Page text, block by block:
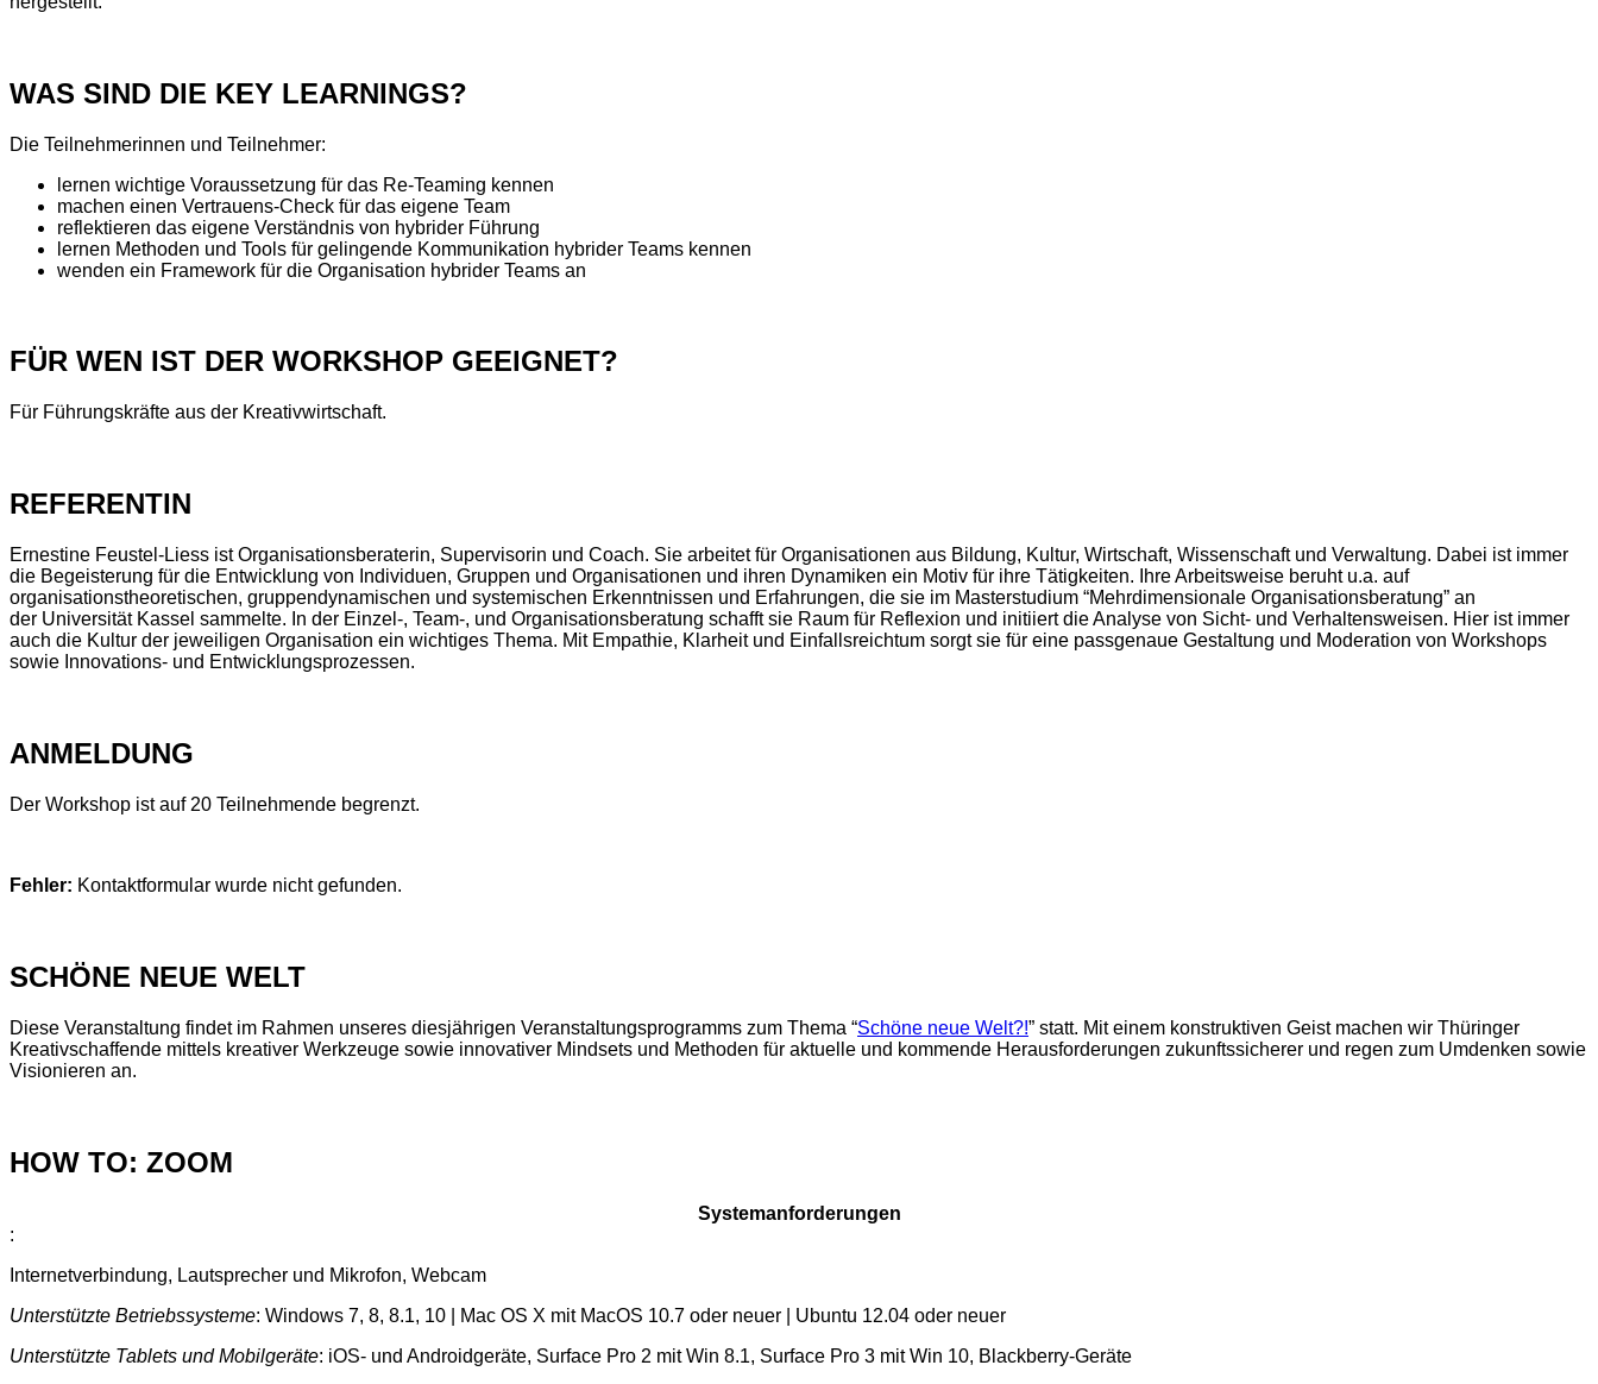
WAS SIND DIE KEY LEARNINGS?
Die Teilnehmerinnen und Teilnehmer:
lernen wichtige Voraussetzung für das Re-Teaming kennen
machen einen Vertrauens-Check für das eigene Team
reflektieren das eigene Verständnis von hybrider Führung
lernen Methoden und Tools für gelingende Kommunikation hybrider Teams kennen
wenden ein Framework für die Organisation hybrider Teams an
FÜR WEN IST DER WORKSHOP GEEIGNET?
Für Führungskräfte aus der Kreativwirtschaft.
REFERENTIN
Ernestine Feustel-Liess ist Organisationsberaterin, Supervisorin und Coach. Sie arbeitet für Organisationen aus Bildung, Kultur, Wirtschaft, Wissenschaft und Verwaltung. Dabei ist immer
die Begeisterung für die Entwicklung von Individuen, Gruppen und Organisationen und ihren Dynamiken ein Motiv für ihre Tätigkeiten. Ihre Arbeitsweise beruht u.a. auf
organisationstheoretischen, gruppendynamischen und systemischen Erkenntnissen und Erfahrungen, die sie im Masterstudium “Mehrdimensionale Organisationsberatung” an
der Universität Kassel sammelte. In der Einzel-, Team-, und Organisationsberatung schafft sie Raum für Reflexion und initiiert die Analyse von Sicht- und Verhaltensweisen. Hier ist immer
auch die Kultur der jeweiligen Organisation ein wichtiges Thema. Mit Empathie, Klarheit und Einfallsreichtum sorgt sie für eine passgenaue Gestaltung und Moderation von Workshops
sowie Innovations- und Entwicklungsprozessen.
ANMELDUNG
Der Workshop ist auf 20 Teilnehmende begrenzt.
Fehler: Kontaktformular wurde nicht gefunden.
SCHÖNE NEUE WELT
Diese Veranstaltung findet im Rahmen unseres diesjährigen Veranstaltungsprogramms zum Thema “Schöne neue Welt?!” statt. Mit einem konstruktiven Geist machen wir Thüringer
Kreativschaffende mittels kreativer Werkzeuge sowie innovativer Mindsets und Methoden für aktuelle und kommende Herausforderungen zukunftssicherer und regen zum Umdenken sowie
Visionieren an.
HOW TO: ZOOM
Systemanforderungen
:
Internetverbindung, Lautsprecher und Mikrofon, Webcam
Unterstützte Betriebssysteme: Windows 7, 8, 8.1, 10 | Mac OS X mit MacOS 10.7 oder neuer | Ubuntu 12.04 oder neuer
Unterstützte Tablets und Mobilgeräte: iOS- und Androidgeräte, Surface Pro 2 mit Win 8.1, Surface Pro 3 mit Win 10, Blackberry-Geräte